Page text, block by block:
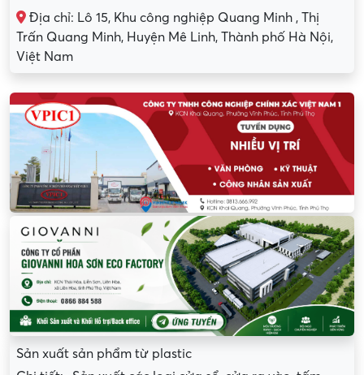
Địa chỉ: Lô 15, Khu công nghiệp Quang Minh , Thị
Trấn Quang Minh, Huyện Mê Linh, Thành phố Hà Nội,
Việt Nam
Sản xuất sản phẩm từ plastic